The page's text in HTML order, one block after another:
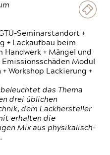
Seminarstandort +
+ Lackaufbau beim
Handwerk + Mängel und
Modul
+ Workshop Lackierung +
das Thema
drei üblichen
dem Lackhersteller
erhalten die
Mix aus physikalisch-